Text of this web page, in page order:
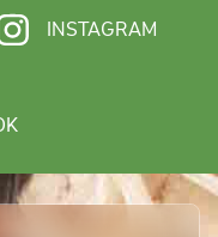
INSTAGRAM